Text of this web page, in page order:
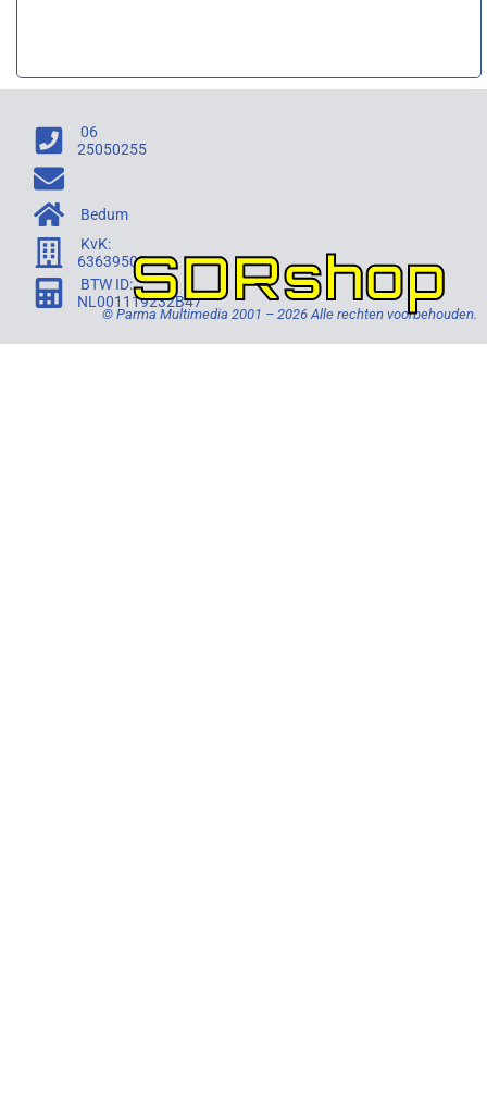
06
25050255
Bedum
KvK:
63639505
BTW ID:
NL001119232B47
© Parma Multimedia 2001 – 2026 Alle rechten voorbehouden.
SDRshop